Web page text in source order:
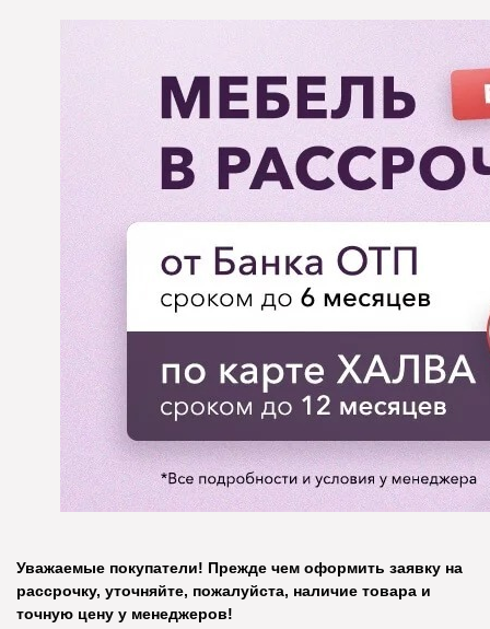
Уважаемые покупатели! Прежде чем оформить заявку на
рассрочку, уточняйте, пожалуйста, наличие товара и
точную цену у менеджеров!